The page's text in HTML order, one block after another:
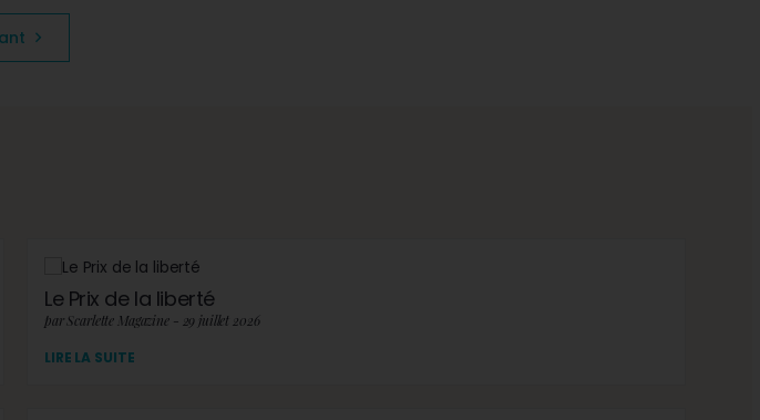
Le Prix de la liberté
par Scarlette Magazine - 29 juillet 2026
LIRE LA SUITE